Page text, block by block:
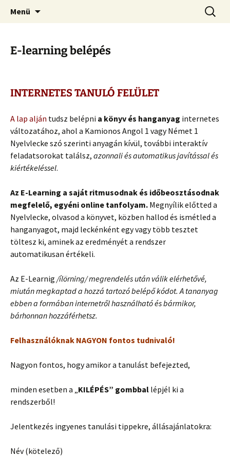
Kamionos Nyelvleckék
Kamionos Szakmai Nyelvleckék
Menü
E-learning belépés
INTERNETES TANULÓ FELÜLET
A lap alján tudsz belépni a könyv és hanganyag internetes
változatához, ahol a Kamionos Angol 1 vagy Német 1
Nyelvlecke szó szerinti anyagán kívül, további interaktív
feladatsorokat találsz, azonnali és automatikus javítással és
kiértékeléssel.
Az E-Learning a saját ritmusodnak és időbeosztásodnak
megfelelő, egyéni online tanfolyam. Megnyílik előtted a
Nyelvlecke, olvasod a könyvet, közben hallod és ismétled a
hanganyagot, majd leckénként egy vagy több tesztet
töltesz ki, aminek az eredményét a rendszer
automatikusan értékeli.
Az E-Learnig /ílörning/ megrendelés után válik elérhetővé,
miután megkaptad a hozzá tartozó belépő kódot. A tananyag
ebben a formában internetről használható és bármikor,
bárhonnan hozzáférhetsz.
Felhasználóknak NAGYON fontos tudnivaló!
Nagyon fontos, hogy amikor a tanulást befejezted,
minden esetben a „KILÉPÉS” gombbal lépjél ki a
rendszerből!
Jelentkezés ingyenes tanulási tippekre, állásajánlatokra:
Név (kötelező)